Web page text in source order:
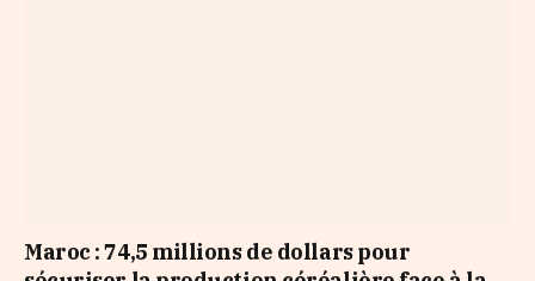
Maroc : 74,5 millions de dollars pour